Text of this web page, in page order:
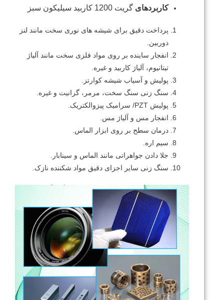
کاربردهای گریت 1200 کاربید سیلیکون سبز
پرداخت دقیق برای شیشه های نوری سخت مانند لنز
دوربین.
انفجار ساینده بر روی مواد فلزی سخت مانند آلیاژ
تیتانیوم، آلیاژ کاربید و غیره.
پولیش و آسیاب شیشه کوارتز.
سنگ زنی سنگ سخت، مرمر، گرانیت و غیره.
پولیش PZT/ سرامیک پیزوالکتریک.
انفجار مس و آلیاژ مس.
درمان سطح بر روی ابزار الماس.
سیم اره.
جلا دادن جواهراتی مانند الماس و سینابار.
سنگ زنی سایر اجزای دقیق مواد شکننده نازک.